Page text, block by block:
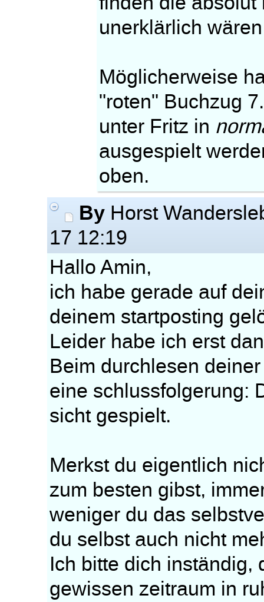
unerklärlich
Möglicherweise
"roten" Buchzug
unter Fritz in
ausgespielt
oben.
By Horst
17 12:19
Hallo Amin,
ich habe gerade auf
deinem startposting
Leider habe ich erst
Beim durchlesen
eine schlussfolgerung:
sicht gespielt.
Merkst du eigentlich
zum besten gibst,
weniger du das
du selbst auch nicht
Ich bitte dich inständig,
gewissen zeitraum in